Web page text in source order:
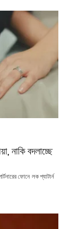
বদলাচ্ছে
ফোনে লক প্যাটার্ন